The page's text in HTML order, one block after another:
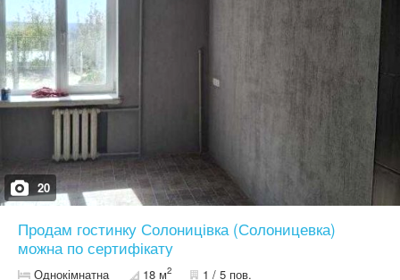
20
Продам гостинку Солоницівка (Солоницевка)
можна по сертифікату
Однокімнатна 18 м2 1 / 5 пов.